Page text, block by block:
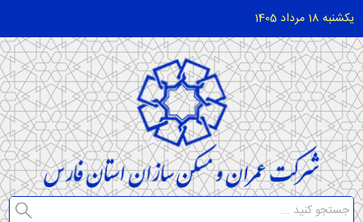
یکشنبه 18 مرداد 1405